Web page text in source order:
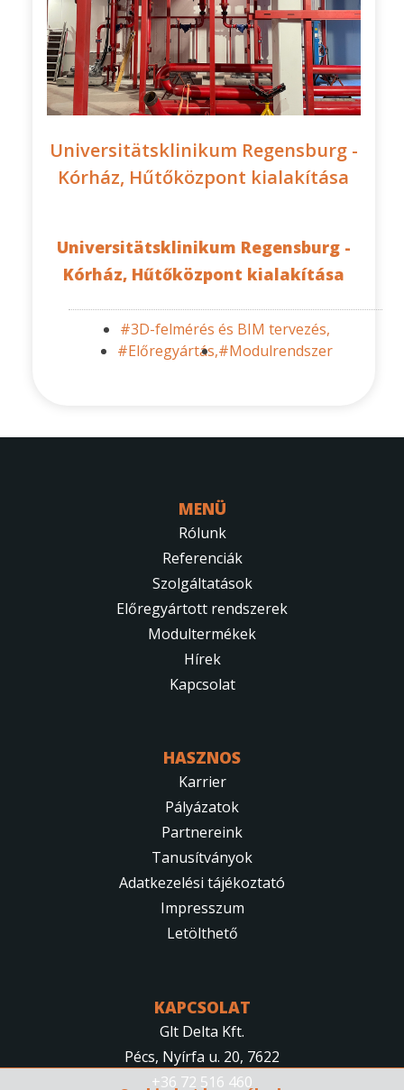
Universitätsklinikum Regensburg -
Kórház, Hűtőközpont kialakítása
Universitätsklinikum Regensburg -
Kórház, Hűtőközpont kialakítása
#3D-felmérés és BIM tervezés,
#Előregyártás,#Modulrendszer
MENÜ
Rólunk
Referenciák
Szolgáltatások
Előregyártott rendszerek
Modultermékek
Hírek
Kapcsolat
HASZNOS
Karrier
Pályázatok
Partnereink
Tanusítványok
Adatkezelési tájékoztató
Impresszum
Letölthető
KAPCSOLAT
Glt Delta Kft.
Pécs, Nyírfa u. 20, 7622
+36 72 516 460